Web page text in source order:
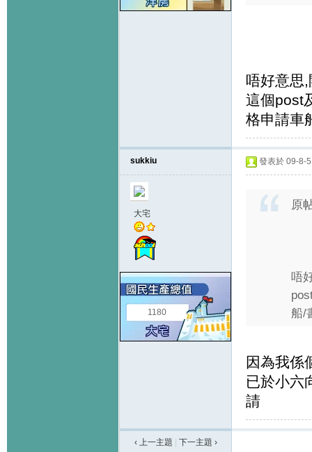
唔好意思
這個post
格申請車
sukkiu
大宅
1180
發表於 09-8-
原
唔
船/
因為我係
已於小六
請
‹ 上一主題 下一主題 ›